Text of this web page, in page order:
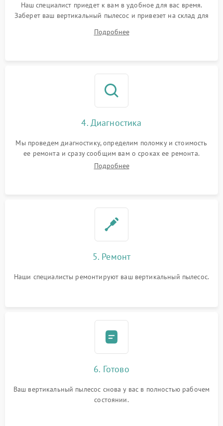
Наш специалист приедет к вам в удобное для вас время.
Заберет ваш вертикальный пылесос и привезет на склад для
Подробнее
4. Диагностика
Мы проведем диагностику, определим поломку и стоимость
ее ремонта и сразу сообщим вам о сроках ее ремонта.
Подробнее
5. Ремонт
Наши специалисты ремонтируют ваш вертикальный пылесос.
6. Готово
Ваш вертикальный пылесос снова у вас в полностью рабочем
состоянии.